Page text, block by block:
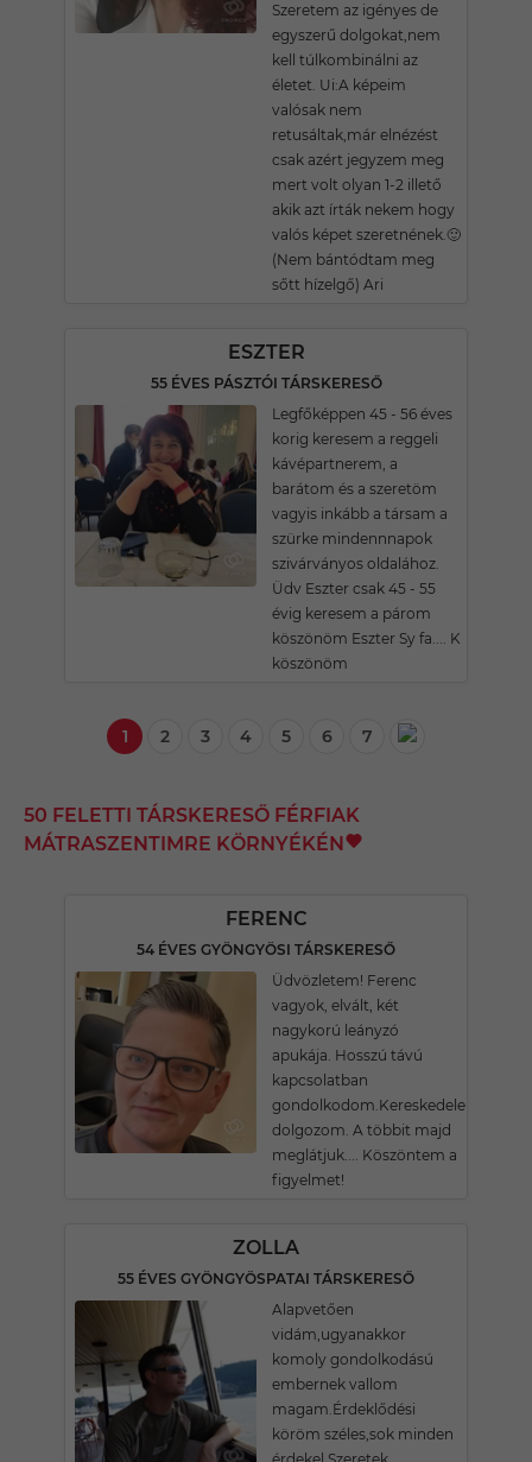
Szeretem az igényes de
egyszerű dolgokat,nem
kell túlkombinálni az
életet. Ui:A képeim
valósak nem
retusáltak,már elnézést
csak azért jegyzem meg
mert volt olyan 1-2 illető
akik azt írták nekem hogy
valós képet szeretnének.🙂
(Nem bántódtam meg
sőtt hízelgő) Ari
ESZTER
55 ÉVES PÁSZTÓI TÁRSKERESŐ
Legfőképpen 45 - 56 éves
korig keresem a reggeli
kávépartnerem, a
barátom és a szeretöm
vagyis inkább a társam a
szürke mindennnapok
szivárványos oldalához.
Üdv Eszter csak 45 - 55
évig keresem a párom
köszönöm Eszter Sy fa.... K
köszönöm
1 2 3 4 5 6 7
50 FELETTI TÁRSKERESŐ FÉRFIAK
MÁTRASZENTIMRE KÖRNYÉKÉN
FERENC
54 ÉVES GYÖNGYÖSI TÁRSKERESŐ
Üdvözletem! Ferenc
vagyok, elvált, két
nagykorú leányzó
apukája. Hosszú távú
kapcsolatban
gondolkodom.Kereskedelemben
dolgozom. A többit majd
meglátjuk.... Köszöntem a
figyelmet!
ZOLLA
55 ÉVES GYÖNGYÖSPATAI TÁRSKERESŐ
Alapvetően
vidám,ugyanakkor
komoly gondolkodású
embernek vallom
magam.Érdeklődési
köröm széles,sok minden